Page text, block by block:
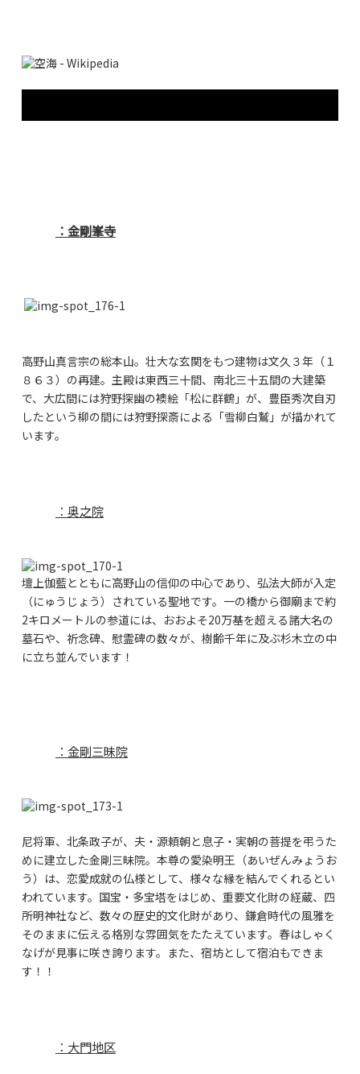
：金剛峯寺
高野山真言宗の総本山。壮大な玄関をもつ建物は文久３年（１
８６３）の再建。主殿は東西三十間、南北三十五間の大建築
で、大広間には狩野探幽の襖絵「松に群鶴」が、豊臣秀次自刃
したという柳の間には狩野探斎による「雪柳白鷲」が描かれて
います。
：奥之院
壇上伽藍とともに高野山の信仰の中心であり、弘法大師が入定
（にゅうじょう）されている聖地です。一の橋から御廟まで約
2キロメートルの参道には、おおよそ20万基を超える諸大名の
墓石や、祈念碑、慰霊碑の数々が、樹齢千年に及ぶ杉木立の中
に立ち並んでいます！
：金剛三昧院
尼将軍、北条政子が、夫・源頼朝と息子・実朝の菩提を弔うた
めに建立した金剛三昧院。本尊の愛染明王（あいぜんみょうお
う）は、恋愛成就の仏様として、様々な縁を結んでくれるとい
われています。国宝・多宝塔をはじめ、重要文化財の経蔵、四
所明神社など、数々の歴史的文化財があり、鎌倉時代の風雅を
そのままに伝える格別な雰囲気をたたえています。春はしゃく
なげが見事に咲き誇ります。また、宿坊として宿泊もできま
す！！
：大門地区